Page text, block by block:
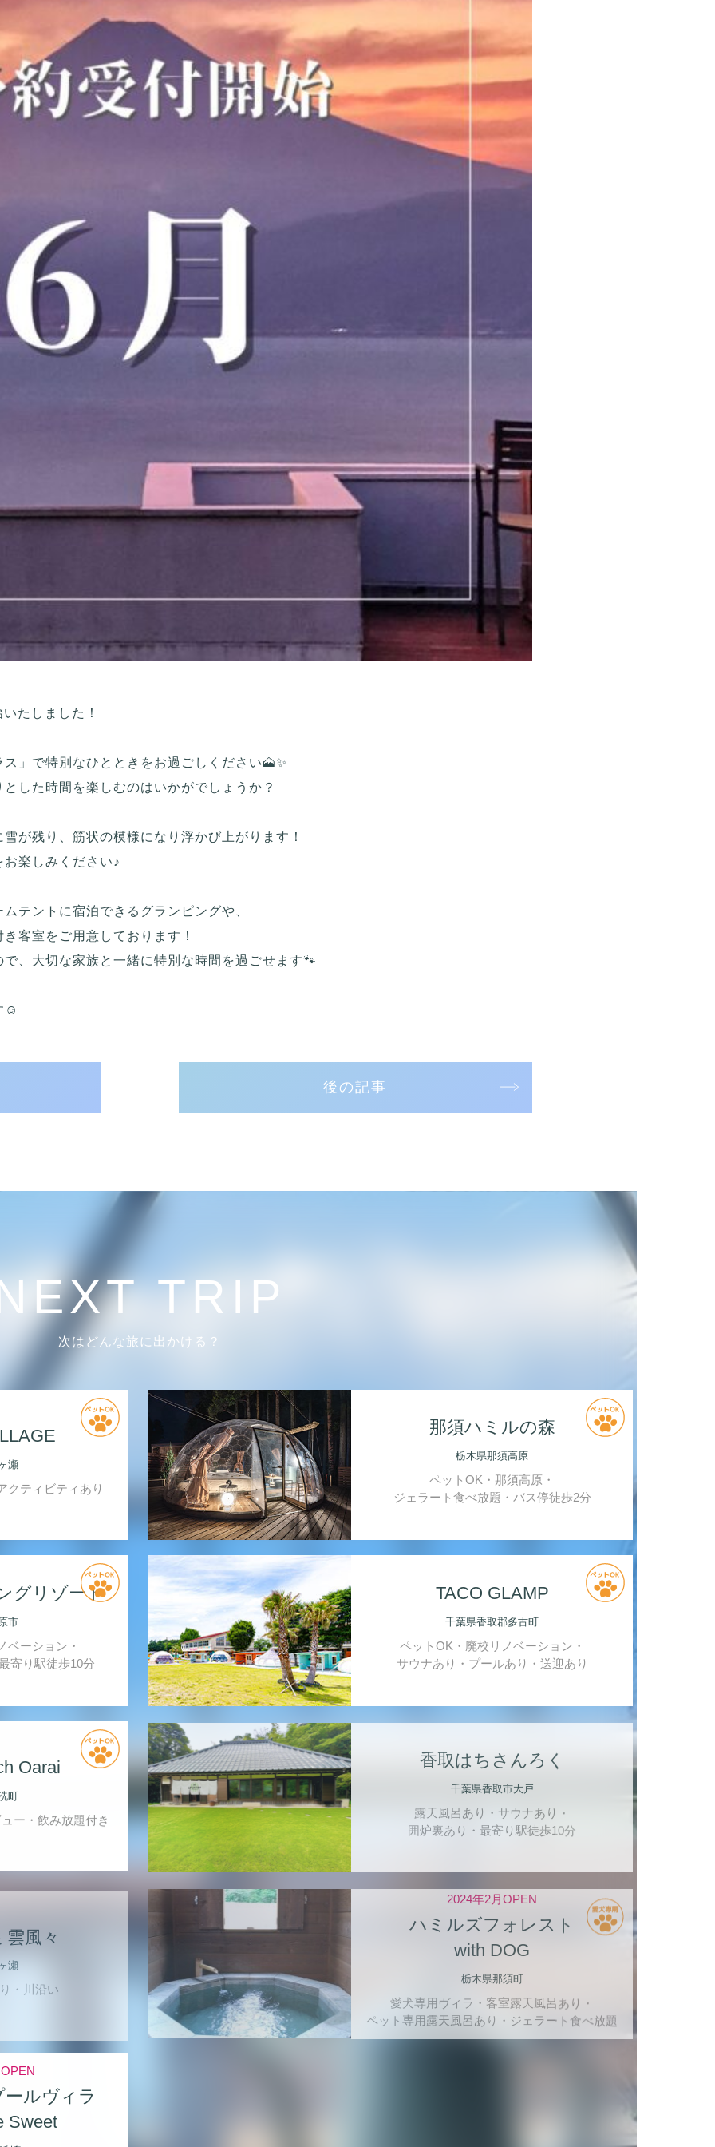
たしました！
」で特別なひとときをお過ごしください🗻✨
した時間を楽しむのはいかがでしょうか？
が残り、筋状の模様になり浮かび上がります！
楽しみください♪
テントに宿泊できるグランピングや、
客室をご用意しております！
、大切な家族と一緒に特別な時間を過ごせます🐾
☺️
後の記事
TRIP
次はどんな旅に出かける？
瀬
クティビティあり
那須ハミルの森
栃木県那須高原
ペットOK・那須高原・
ジェラート食べ放題・バス停徒歩2分
グリゾート
市
ベーション・
寄り駅徒歩10分
TACO GLAMP
千葉県香取郡多古町
ペットOK・廃校リノベーション・
サウナあり・プールあり・送迎あり
Oarai
町
ー・飲み放題付き
香取はちさんろく
千葉県香取市大戸
露天風呂あり・サウナあり・
囲炉裏あり・最寄り駅徒歩10分
雲風々
瀬
・川沿い
2024年2月OPEN
ハミルズフォレスト
with DOG
栃木県那須町
愛犬専用ヴィラ・客室露天風呂あり・
ペット専用露天風呂あり・ジェラート食べ放題
ルヴィラ
Sweet